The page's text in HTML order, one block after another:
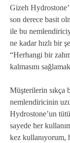
Gizeh
son derece basit
ile bu
ne kadar hızlı bir
“Herhangi bir
kalmasını
Müşterilerin sıkça
nemlendiricinin
Hydrostone’un
sayede her
kez kullanıyorum,